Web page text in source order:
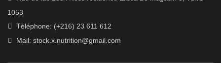
1053
Téléphone: (+216) 23 611 612
Mail: stock.x.nutrition@gmail.com